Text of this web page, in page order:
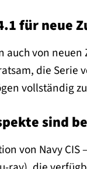
für neue
auch von
die Serie
vollständig
sind
von Navy